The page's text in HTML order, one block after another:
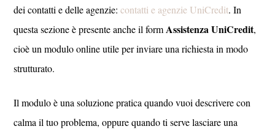
dei contatti e delle agenzie:contatti e agenzie UniCredit. In
questa sezione è presente anche il form Assistenza UniCredit,
cioè un modulo online utile per inviare una richiesta in modo
strutturato.
Il modulo è una soluzione pratica quando vuoi descrivere con
calma il tuo problema, oppure quando ti serve lasciare una